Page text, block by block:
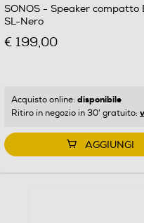
SONOS - Speaker compatto
SL-Nero
€ 199,00
Acquisto online: disponibile
Ritiro in negozio in 30' gratuito:
AGGIUNGI